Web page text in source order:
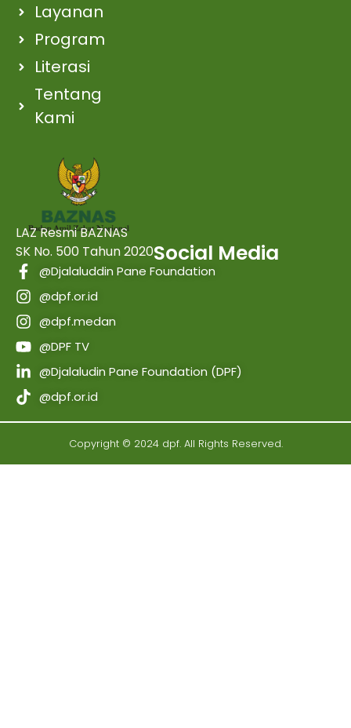
Layanan
Program
Literasi
Tentang
Kami
LAZ Resmi BAZNAS
SK No. 500 Tahun 2020Social Media
@Djalaluddin Pane Foundation
@dpf.or.id
@dpf.medan
@DPF TV
@Djalaludin Pane Foundation (DPF)
@dpf.or.id
Copyright © 2024 dpf. All Rights Reserved.